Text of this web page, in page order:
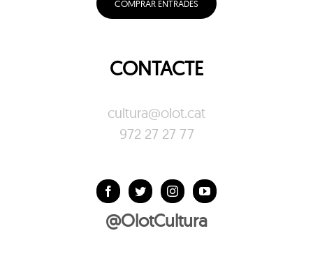
COMPRAR ENTRADES
CONTACTE
cultura@olot.cat
972 27 27 77
@OlotCultura